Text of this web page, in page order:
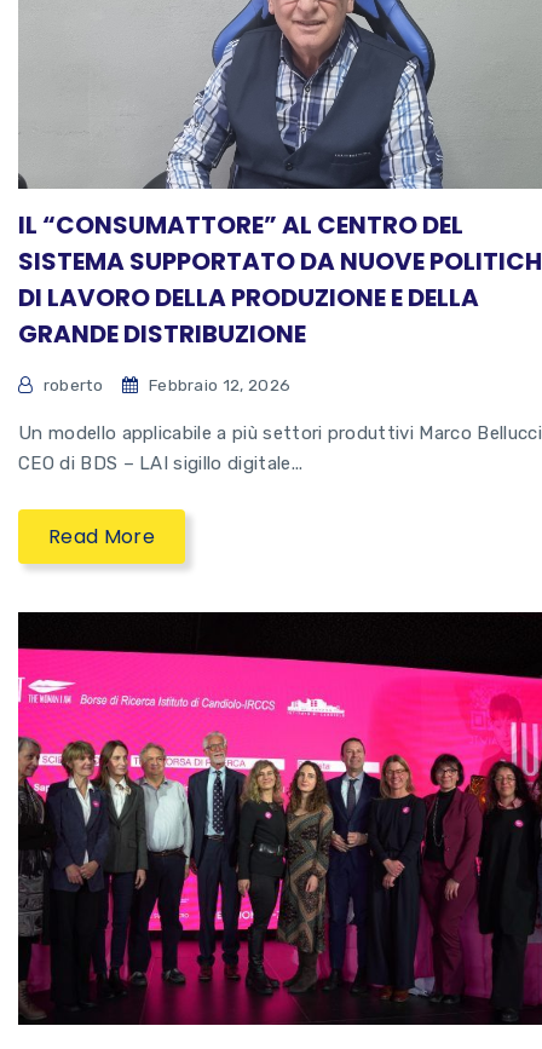
IL “CONSUMATTORE” AL CENTRO DEL
SISTEMA SUPPORTATO DA NUOVE
DI LAVORO DELLA PRODUZIONE E DELLA
GRANDE DISTRIBUZIONE
roberto Febbraio 12, 2026
Un modello applicabile a più settori produttivi Marco
CEO di BDS – LAI sigillo digitale...
Read More